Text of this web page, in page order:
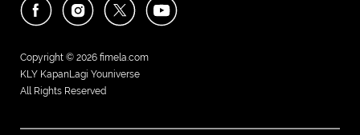
Copyright © 2026 fimela.com
KLY KapanLagi Youniverse
All Rights Reserved